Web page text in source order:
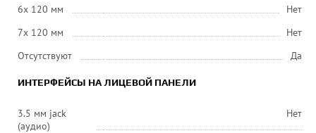
6x 120 мм
Нет
7x 120 мм
Нет
Отсутствуют
Да
ИНТЕРФЕЙСЫ НА ЛИЦЕВОЙ ПАНЕЛИ
3.5 мм jack
(аудио)
Нет